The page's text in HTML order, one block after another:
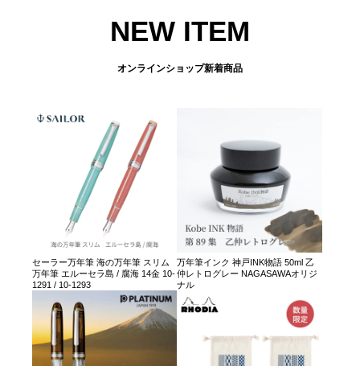
NEW ITEM
オンラインショップ新着商品
セーラー万年筆 海の万年筆 スリム
万年筆 エルーセラ島 / 腐海 14金 10-
1291 / 10-1293
万年筆インク 神戸INK物語 50ml 乙
仲レトログレー NAGASAWAオリジ
ナル